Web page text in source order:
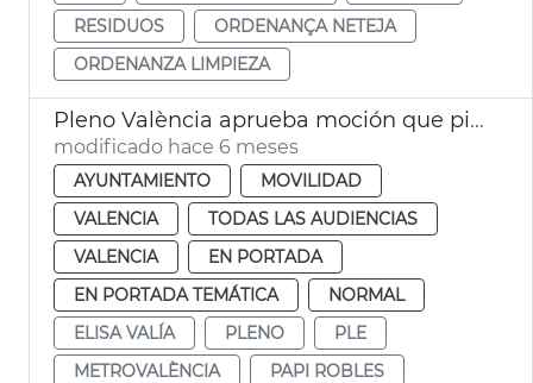
RESIDUOS
ORDENANÇA NETEJA
ORDENANZA LIMPIEZA
Pleno València aprueba moción que pide mejoras en Renfe y Metrovalència
modificado hace 6 meses
AYUNTAMIENTO
MOVILIDAD
VALENCIA
TODAS LAS AUDIENCIAS
VALENCIA
EN PORTADA
EN PORTADA TEMÁTICA
NORMAL
ELISA VALÍA
PLENO
PLE
METROVALÈNCIA
PAPI ROBLES